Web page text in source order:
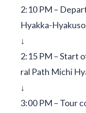
2:10 PM –
Hyakka-
↓
2:15 PM – Start
ral Path Michi
↓
3:00 PM – Tour